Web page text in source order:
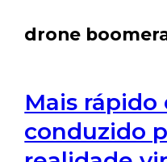
drone
Mais rápido
conduzido